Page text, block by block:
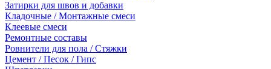
Затирки для швов и добавки
Кладочные / Монтажные смеси
Клеевые смеси
Ремонтные составы
Ровнители для пола / Стяжки
Цемент / Песок / Гипс